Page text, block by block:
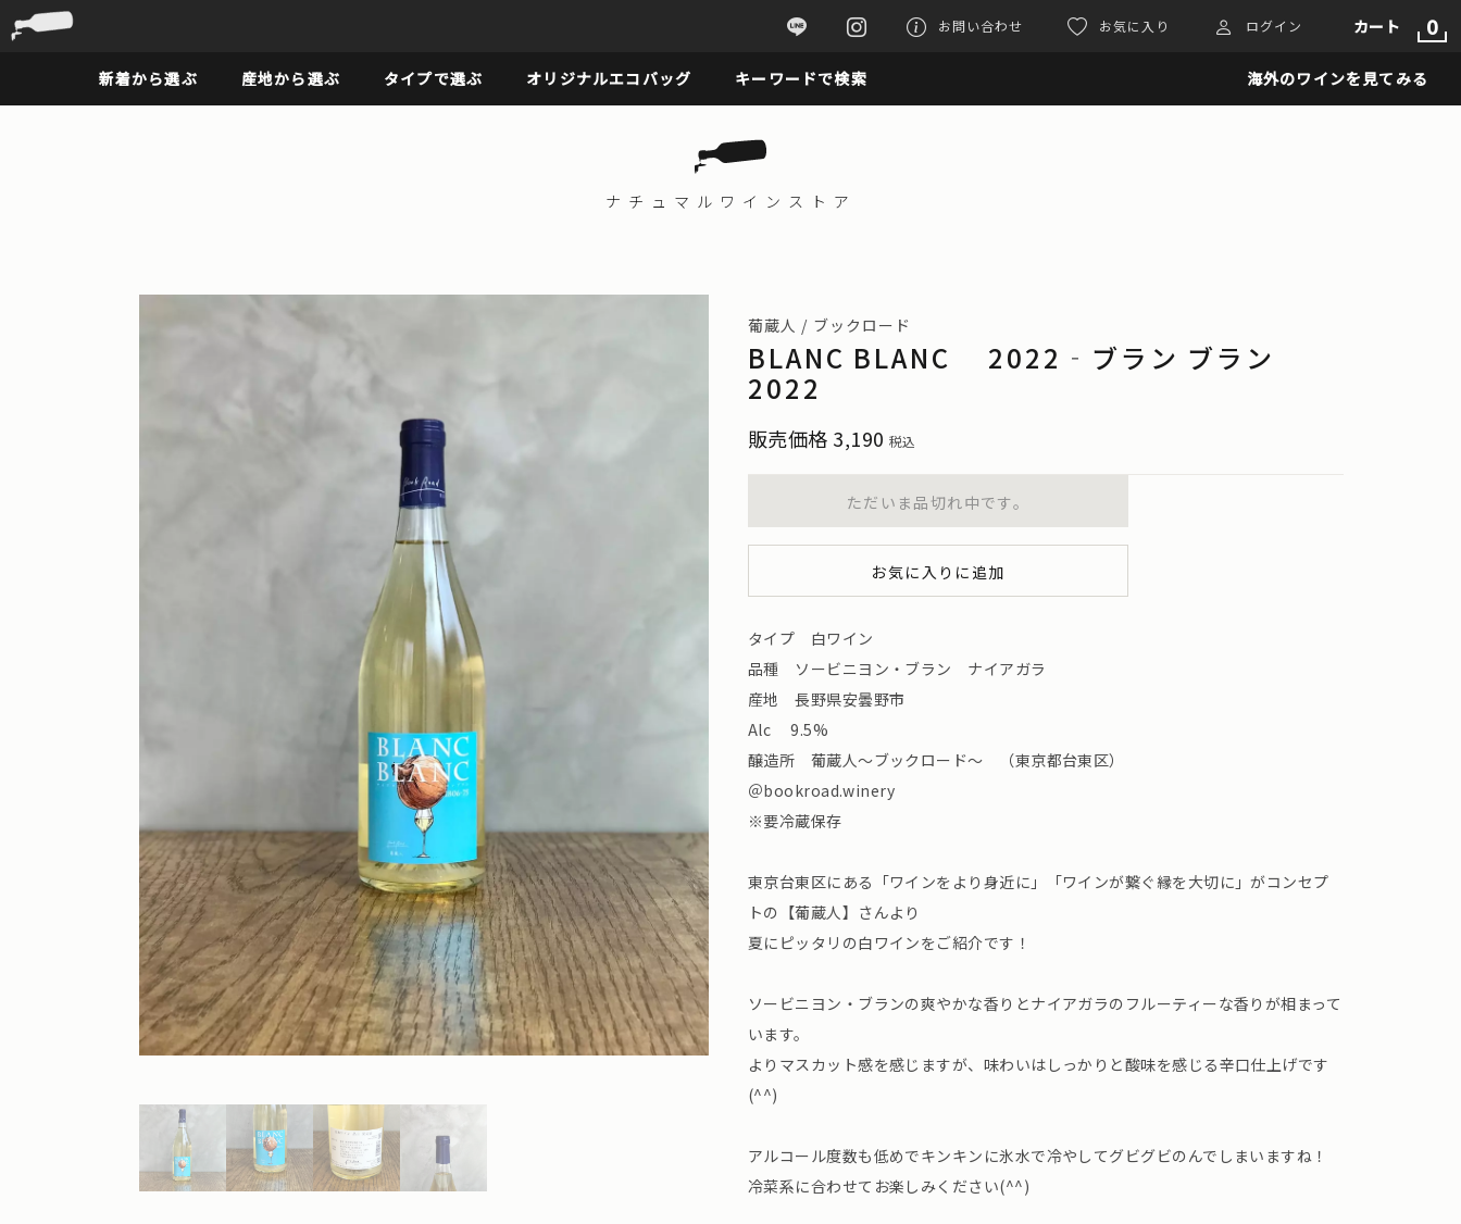
お問い合わせ お気に入り ログイン カート 0
新着から選ぶ 産地から選ぶ タイプで選ぶ オリジナルエコバッグ キーワードで検索 海外のワインを見てみる
ナチュマル ワインストア
葡蔵人 / ブックロード
BLANC BLANC 2022‐ブラン ブラン
2022
販売価格 3,190 税込
ただいま品切れ中です。
お気に入りに追加
タイプ 白ワイン
品種 ソービニヨン・ブラン ナイアガラ
産地 長野県安曇野市
Alc 9.5%
醸造所 葡蔵人〜ブックロード〜 （東京都台東区）
＠bookroad.winery
※要冷蔵保存
東京台東区にある「ワインをより身近に」「ワインが繋ぐ縁を大切に」がコンセプ
トの【葡蔵人】さんより
夏にピッタリの白ワインをご紹介です！
ソービニヨン・ブランの爽やかな香りとナイアガラのフルーティーな香りが相まって
います。
よりマスカット感を感じますが、味わいはしっかりと酸味を感じる辛口仕上げです
(^^)
アルコール度数も低めでキンキンに氷水で冷やしてグビグビのんでしまいますね！
冷菜系に合わせてお楽しみください(^^)